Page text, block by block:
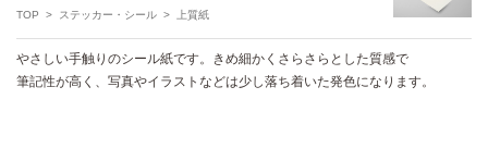
TOP > ステッカー・シール > 上質紙
やさしい手触りのシール紙です。きめ細かくさらさらとした質感で
筆記性が高く、写真やイラストなどは少し落ち着いた発色になります。